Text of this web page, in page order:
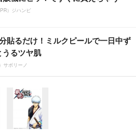
PR）ジハンピ
貼るだけ！ミルクピールで一日中ず
うるツヤ肌
サボリーノ